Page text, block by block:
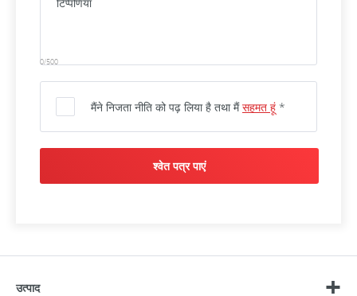
0/500
मैंने निजता नीति को पढ़ लिया है तथा मैंसहमत हूं *
श्वेत पत्र पाएं
उत्पाद